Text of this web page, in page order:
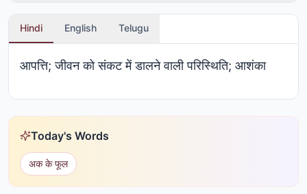
Hindi English Telugu
आपत्ति; जीवन को संकट में डालने वाली परिस्थिति; आशंका
Today's Words
अक के फूल